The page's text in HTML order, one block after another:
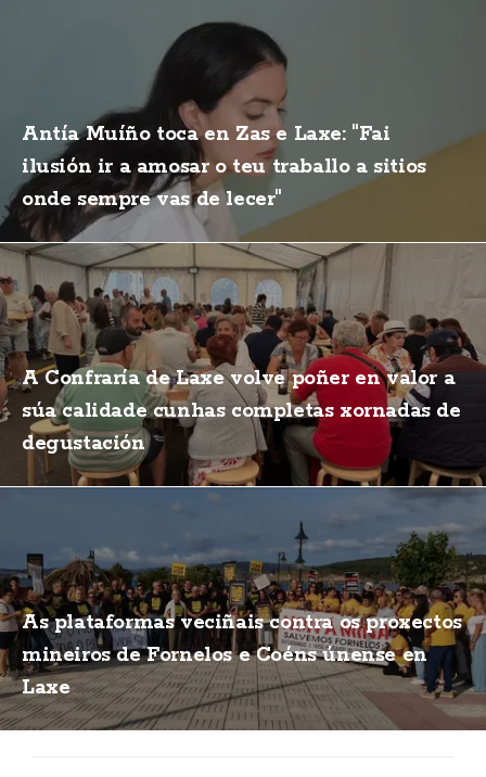
Antía Muíño toca en Zas e Laxe: "Fai
ilusión ir a amosar o teu traballo a sitios
onde sempre vas de lecer"
A Confraría de Laxe volve poñer en valor a
súa calidade cunhas completas xornadas de
degustación
As plataformas veciñais contra os proxectos
mineiros de Fornelos e Coéns únense en
Laxe